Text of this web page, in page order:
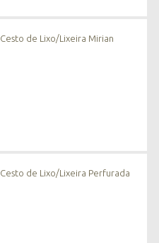
Cesto de Lixo/Lixeira Mirian
Cesto de Lixo/Lixeira Perfurada